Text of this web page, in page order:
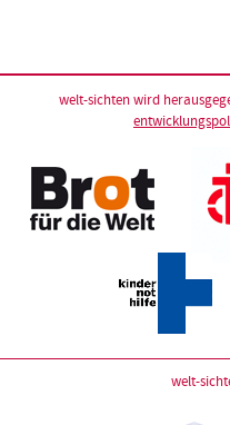
welt-sichten wird
welt-